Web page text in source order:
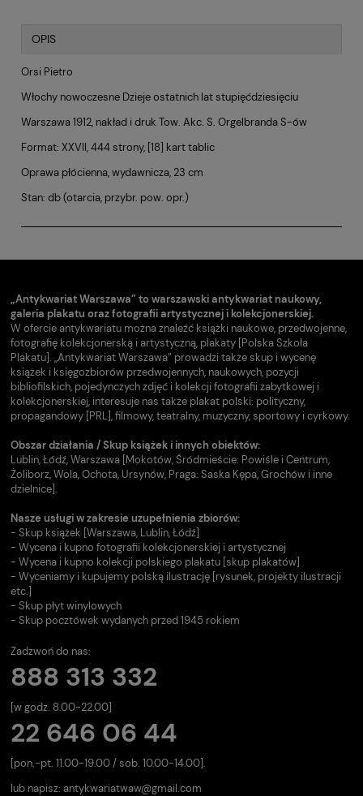
OPIS
Orsi Pietro
Włochy nowoczesne Dzieje ostatnich lat stupięćdziesięciu
Warszawa 1912, nakład i druk Tow. Akc. S. Orgelbranda S-ów
Format: XXVII, 444 strony, [18] kart tablic
Oprawa płócienna, wydawnicza, 23 cm
Stan: db (otarcia, przybr. pow. opr.)
„Antykwariat Warszawa” to warszawski antykwariat naukowy,
galeria plakatu oraz fotografii artystycznej i kolekcjonerskiej.
W ofercie antykwariatu można znaleźć książki naukowe, przedwojenne,
fotografię kolekcjonerską i artystyczną, plakaty [Polska Szkoła
Plakatu]. „Antykwariat Warszawa” prowadzi także skup i wycenę
książek i księgozbiorów przedwojennych, naukowych, pozycji
bibliofilskich, pojedynczych zdjęć i kolekcji fotografii zabytkowej i
kolekcjonerskiej, interesuje nas także plakat polski: polityczny,
propagandowy [PRL], filmowy, teatralny, muzyczny, sportowy i cyrkowy.
Obszar działania / Skup książek i innych obiektów:
Lublin, Łódź, Warszawa [Mokotów, Śródmieście: Powiśle i Centrum,
Żoliborz, Wola, Ochota, Ursynów, Praga: Saska Kępa, Grochów i inne
dzielnice].
Nasze usługi w zakresie uzupełnienia zbiorów:
- Skup książek [Warszawa, Lublin, Łódź]
- Wycena i kupno fotografii kolekcjonerskiej i artystycznej
- Wycena i kupno kolekcji polskiego plakatu [skup plakatów]
- Wyceniamy i kupujemy polską ilustrację [rysunek, projekty ilustracji
etc.]
- Skup płyt winylowych
- Skup pocztówek wydanych przed 1945 rokiem
Zadzwoń do nas:
888 313 332
[w godz. 8.00-22.00]
22 646 06 44
[pon.-pt. 11.00-19.00 / sob. 10.00-14.00].
lub napisz: antykwariatwaw@gmail.com